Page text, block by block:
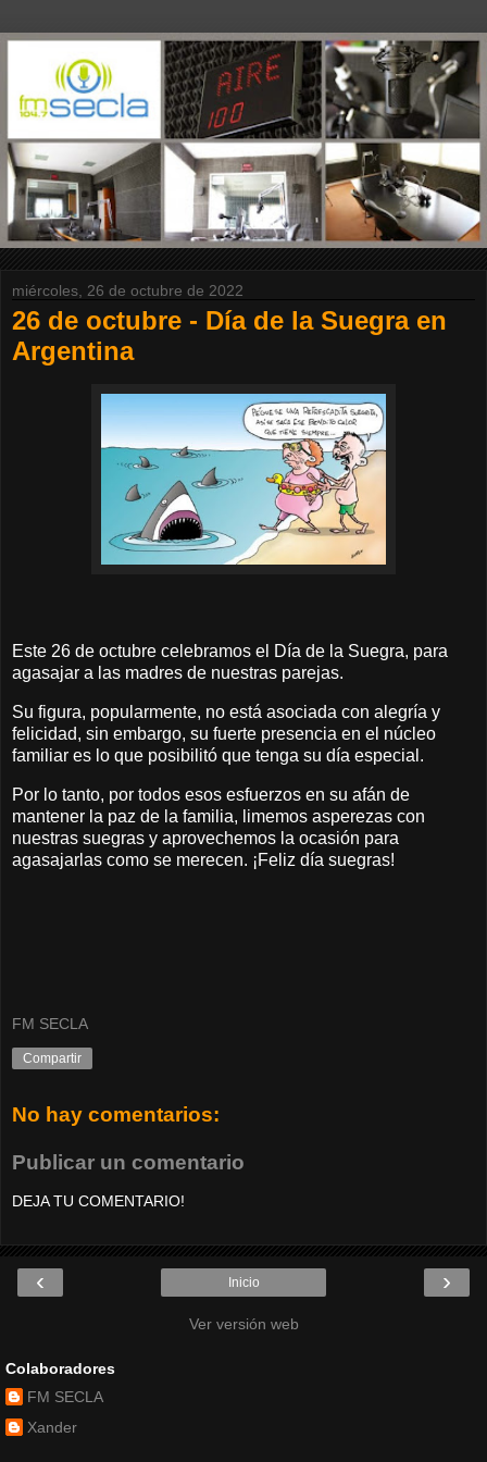
miércoles, 26 de octubre de 2022
26 de octubre - Día de la Suegra en
Argentina
Este 26 de octubre celebramos el Día de la Suegra, para
agasajar a las madres de nuestras parejas.
Su figura, popularmente, no está asociada con alegría y
felicidad, sin embargo, su fuerte presencia en el núcleo
familiar es lo que posibilitó que tenga su día especial.
Por lo tanto, por todos esos esfuerzos en su afán de
mantener la paz de la familia, limemos asperezas con
nuestras suegras y aprovechemos la ocasión para
agasajarlas como se merecen. ¡Feliz día suegras!
FM SECLA
Compartir
No hay comentarios:
Publicar un comentario
DEJA TU COMENTARIO!
‹ ›
Inicio
Ver versión web
Colaboradores
FM SECLA
Xander